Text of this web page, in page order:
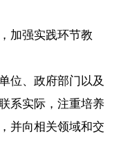
加强实践环节教
、政府部门以及
系实际，注重培养
并向相关领域和交